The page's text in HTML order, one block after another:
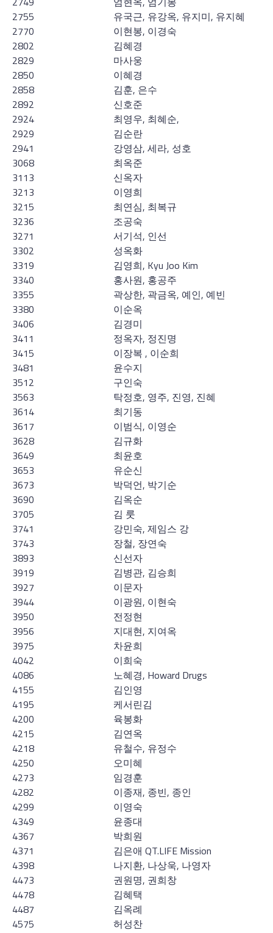
2755
유국근, 유강옥, 유지미, 유지혜
2770
이현봉, 이경숙
2802
김혜경
2829
마사웅
2850
이혜경
2858
김훈, 은수
2892
신호준
2924
최영우, 최혜순,
2929
김순란
2941
강영삼, 세라, 성호
3068
최옥준
3113
신옥자
3213
이영희
3215
최연심, 최복규
3236
조공숙
3271
서기석, 인선
3302
성옥화
3319
김영희, Kyu Joo Kim
3340
홍사원, 홍공주
3355
곽상한, 곽금옥, 예인, 예빈
3380
이순옥
3406
김경미
3411
정옥자, 정진명
3415
이장복 , 이순희
3481
윤수지
3512
구인숙
3563
탁정호, 영주, 진영, 진혜
3614
최기동
3617
이범식, 이영순
3628
김규화
3649
최윤호
3653
유순신
3673
박덕언, 박기순
3690
김옥순
3705
김 룻
3741
강민숙, 제임스 강
3743
장철, 장연숙
3893
신선자
3919
김병관, 김승희
3927
이문자
3944
이광원, 이현숙
3950
전정현
3956
지대현, 지여옥
3975
차윤희
4042
이희숙
4086
노혜경, Howard Drugs
4155
김인영
4195
케서린김
4200
육봉화
4215
김연옥
4218
유철수, 유정수
4250
오미혜
4273
임경훈
4282
이종재, 종빈, 종인
4299
이영숙
4349
윤종대
4367
박희원
4371
김은애 QT.LIFE Mission
4398
나지환, 나상욱, 나영자
4473
권원명, 권희창
4478
김혜택
4487
김옥례
4575
허성찬